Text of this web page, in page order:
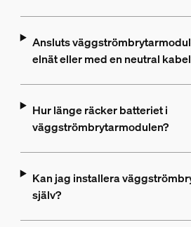
Ansluts
elnät eller med en neutral
Hur länge räcker batteriet i
väggströmbrytarmodulen?
Kan jag installera
själv?